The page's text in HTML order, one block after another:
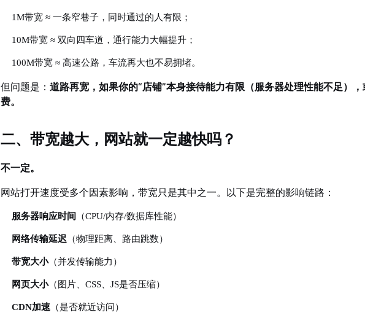
1M带宽 ≈ 一条窄巷子，同时通过的人有限；
10M带宽 ≈ 双向四车道，通行能力大幅提升；
100M带宽 ≈ 高速公路，车流再大也不易拥堵。
但问题是： 道路再宽，如果你的“店铺”本身接待能力有限（服务器处理性能不足）
费。
二、带宽越大，网站就一定越快吗？
不一定。
网站打开速度受多个因素影响，带宽只是其中之一。以下是完整的影响链路：
服务器响应时间 （CPU/内存/数据库性能）
网络传输延迟 （物理距离、路由跳数）
带宽大小（并发传输能力）
网页大小（图片、CSS、JS是否压缩）
CDN加速 （是否就近访问）